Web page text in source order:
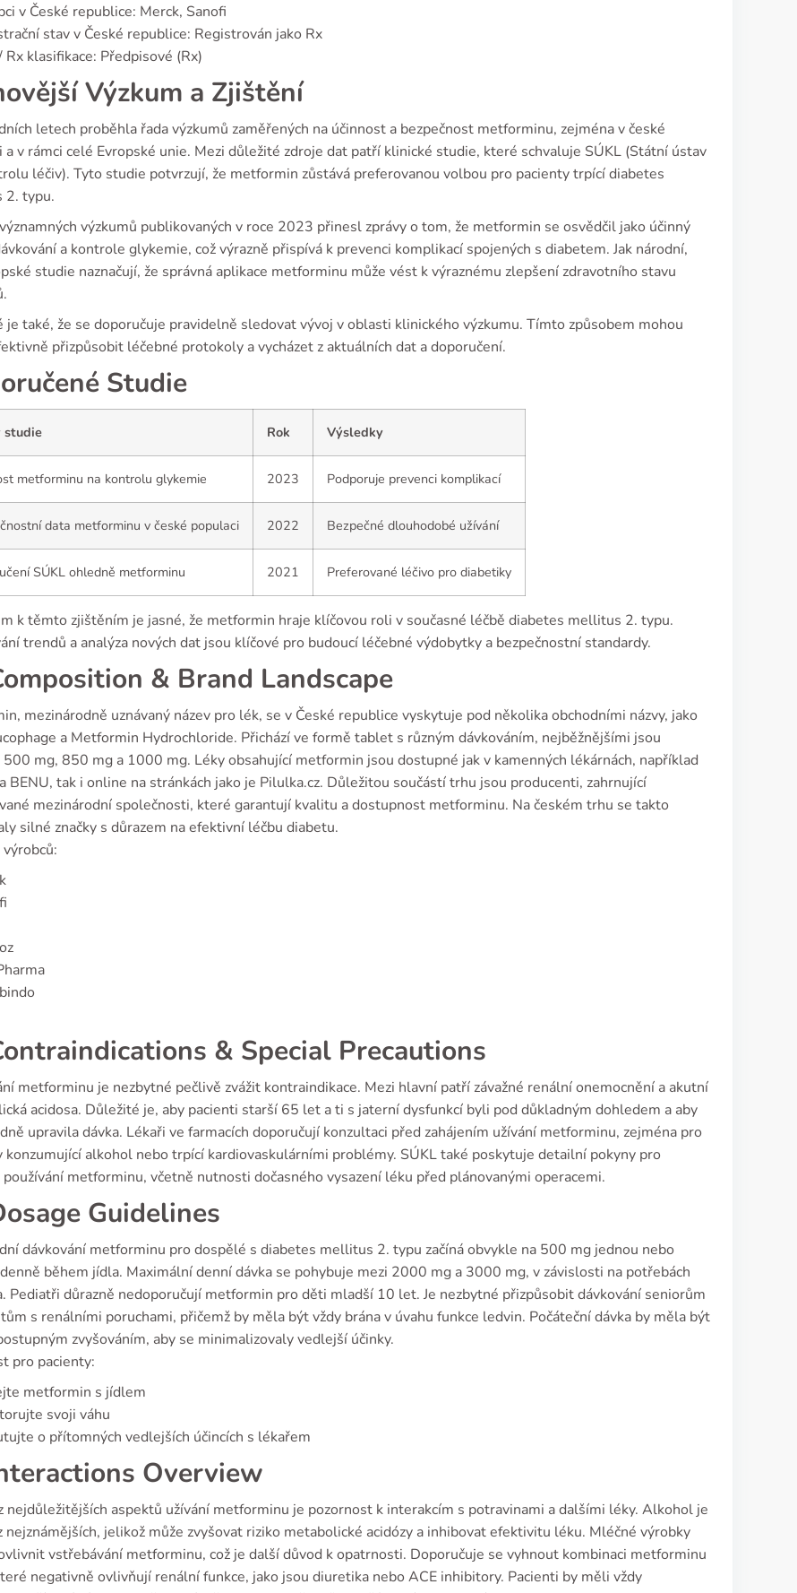
v České republice: Merck, Sanofi
stav v České republice: Registrován jako Rx
Rx klasifikace: Předpisové (Rx)
Výzkum a Zjištění
letech proběhla řada výzkumů zaměřených na účinnost a bezpečnost metforminu, zejména v české
a v rámci celé Evropské unie. Mezi důležité zdroje dat patří klinické studie, které schvaluje SÚKL (Státní ústav
léčiv). Tyto studie potvrzují, že metformin zůstává preferovanou volbou pro pacienty trpící diabetes
2. typu.
výzkumů publikovaných v roce 2023 přinesl zprávy o tom, že metformin se osvědčil jako účinný
a kontrole glykemie, což výrazně přispívá k prevenci komplikací spojených s diabetem. Jak národní,
studie naznačují, že správná aplikace metforminu může vést k výraznému zlepšení zdravotního stavu
je také, že se doporučuje pravidelně sledovat vývoj v oblasti klinického výzkumu. Tímto způsobem mohou
přizpůsobit léčebné protokoly a vycházet z aktuálních dat a doporučení.
Studie
studie Rok Výsledky
metforminu na kontrolu glykemie 2023 Podporuje prevenci komplikací
data metforminu v české populaci 2022 Bezpečné dlouhodobé užívání
SÚKL ohledně metforminu 2021 Preferované léčivo pro diabetiky
k těmto zjištěním je jasné, že metformin hraje klíčovou roli v současné léčbě diabetes mellitus 2. typu.
trendů a analýza nových dat jsou klíčové pro budoucí léčebné výdobytky a bezpečnostní standardy.
& Brand Landscape
mezinárodně uznávaný název pro lék, se v České republice vyskytuje pod několika obchodními názvy, jako
a Metformin Hydrochloride. Přichází ve formě tablet s různým dávkováním, nejběžnějšími jsou
mg, 850 mg a 1000 mg. Léky obsahující metformin jsou dostupné jak v kamenných lékárnách, například
BENU, tak i online na stránkách jako je Pilulka.cz. Důležitou součástí trhu jsou producenti, zahrnující
mezinárodní společnosti, které garantují kvalitu a dostupnost metforminu. Na českém trhu se takto
silné značky s důrazem na efektivní léčbu diabetu.
& Special Precautions
metforminu je nezbytné pečlivě zvážit kontraindikace. Mezi hlavní patří závažné renální onemocnění a akutní
acidosa. Důležité je, aby pacienti starší 65 let a ti s jaterní dysfunkcí byli pod důkladným dohledem a aby
upravila dávka. Lékaři ve farmacích doporučují konzultaci před zahájením užívání metforminu, zejména pro
konzumující alkohol nebo trpící kardiovaskulárními problémy. SÚKL také poskytuje detailní pokyny pro
používání metforminu, včetně nutnosti dočasného vysazení léku před plánovanými operacemi.
Guidelines
dávkování metforminu pro dospělé s diabetes mellitus 2. typu začíná obvykle na 500 mg jednou nebo
během jídla. Maximální denní dávka se pohybuje mezi 2000 mg a 3000 mg, v závislosti na potřebách
Pediatři důrazně nedoporučují metformin pro děti mladší 10 let. Je nezbytné přizpůsobit dávkování seniorům
s renálními poruchami, přičemž by měla být vždy brána v úvahu funkce ledvin. Počáteční dávka by měla být
zvyšováním, aby se minimalizovaly vedlejší účinky.
pro pacienty:
metformin s jídlem
svoji váhu
o přítomných vedlejších účincích s lékařem
Overview
nejdůležitějších aspektů užívání metforminu je pozornost k interakcím s potravinami a dalšími léky. Alkohol je
nejznámějších, jelikož může zvyšovat riziko metabolické acidózy a inhibovat efektivitu léku. Mléčné výrobky
vstřebávání metforminu, což je další důvod k opatrnosti. Doporučuje se vyhnout kombinaci metforminu
negativně ovlivňují renální funkce, jako jsou diuretika nebo ACE inhibitory. Pacienti by měli vždy